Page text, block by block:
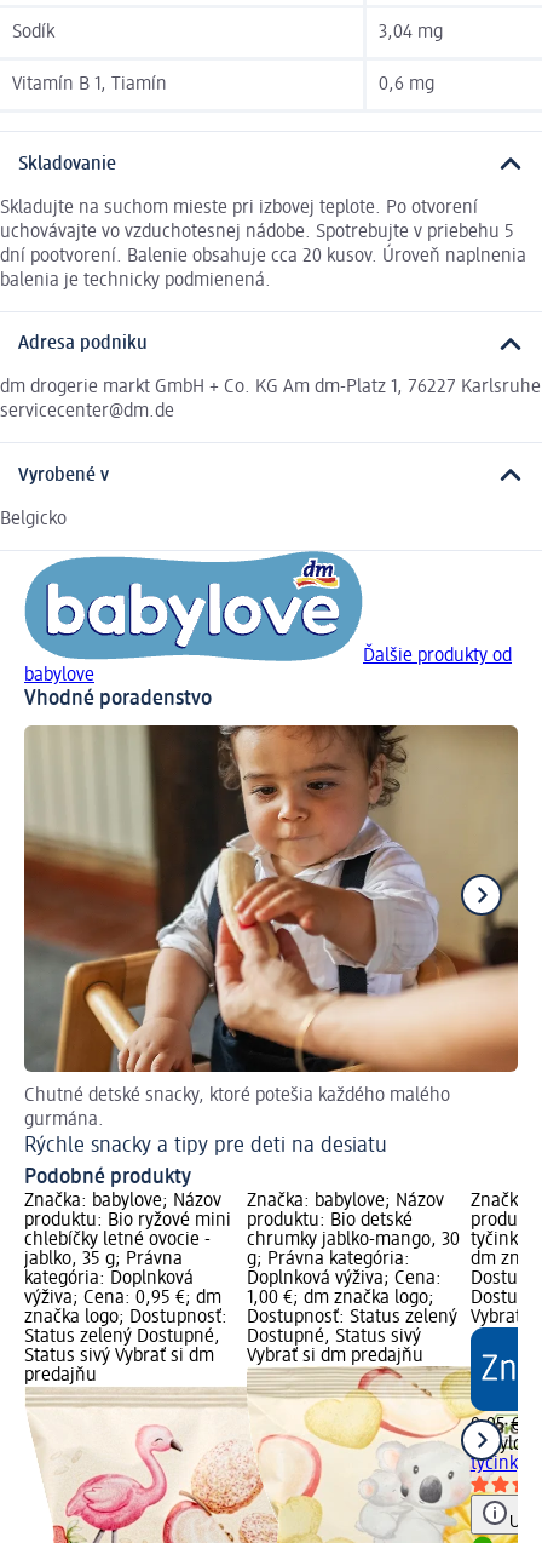
Sodík 3,04 mg
Vitamín B 1, Tiamín 0,6 mg
Skladovanie
Skladujte na suchom mieste pri izbovej teplote. Po otvorení
uchovávajte vo vzduchotesnej nádobe. Spotrebujte v priebehu 5
dní pootvorení. Balenie obsahuje cca 20 kusov. Úroveň naplnenia
balenia je technicky podmienená.
Adresa podniku
dm drogerie markt GmbH + Co. KG Am dm-Platz 1, 76227 Karlsruhe
servicecenter@dm.de
Vyrobené v
Belgicko
Ďalšie produkty od
babylove
Vhodné poradenstvo
Chutné detské snacky, ktoré potešia každého malého
gurmána.
Rýchle snacky a tipy pre deti na desiatu
Podobné produkty
Značka: babylove; Názov
produktu: Bio ryžové mini
chlebíčky letné ovocie -
jablko, 35 g; Právna
kategória: Doplnková
výživa; Cena: 0,95 €; dm
značka logo; Dostupnosť:
Status zelený Dostupné,
Status sivý Vybrať si dm
predajňu
Značka: babylove; Názov
produktu: Bio detské
chrumky jablko-mango, 30
g; Právna kategória:
Doplnková výživa; Cena:
1,00 €; dm značka logo;
Dostupnosť: Status zelený
Dostupné, Status sivý
Vybrať si dm predajňu
Značka:
tyčinky,
dm
Vybrať
0,95 €
babylove
tyčinky,